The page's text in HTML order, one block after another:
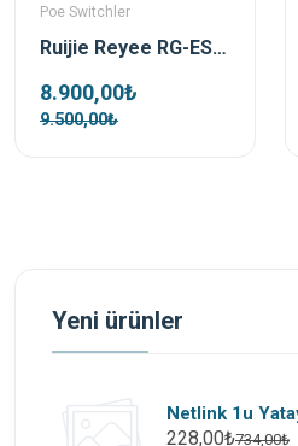
Poe Switchler
Ruijie Reyee RG-ES220GS-P 16 Port 250W 2xSfp 2xRj45 Uplink Yönetilebilir Gigabit PoE Switch
8.900,00₺
9.500,00₺
Yeni ürünler
Netlink 1u
228,00₺734,00₺